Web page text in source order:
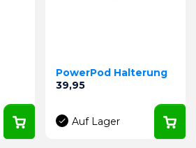
PowerPod Halterung
Preis
39,95
Auf Lager